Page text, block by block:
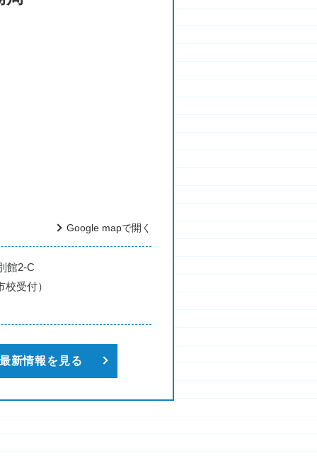
Google mapで開く
館2-C
受付）
新情報を見る